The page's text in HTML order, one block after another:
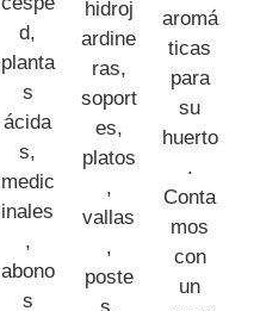
d,
planta
s
ácida
s,
medic
inales
,
abono
s
hidroj
ardine
ras,
soport
es,
platos
,
vallas
,
poste
aromá
ticas
para
su
huerto
.
Conta
mos
con
un